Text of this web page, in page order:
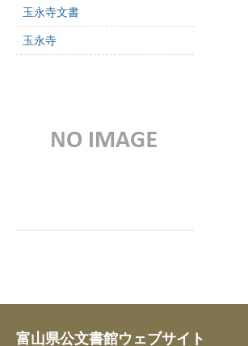
玉永寺文書
玉永寺
富山県公文書館ウェブサイト